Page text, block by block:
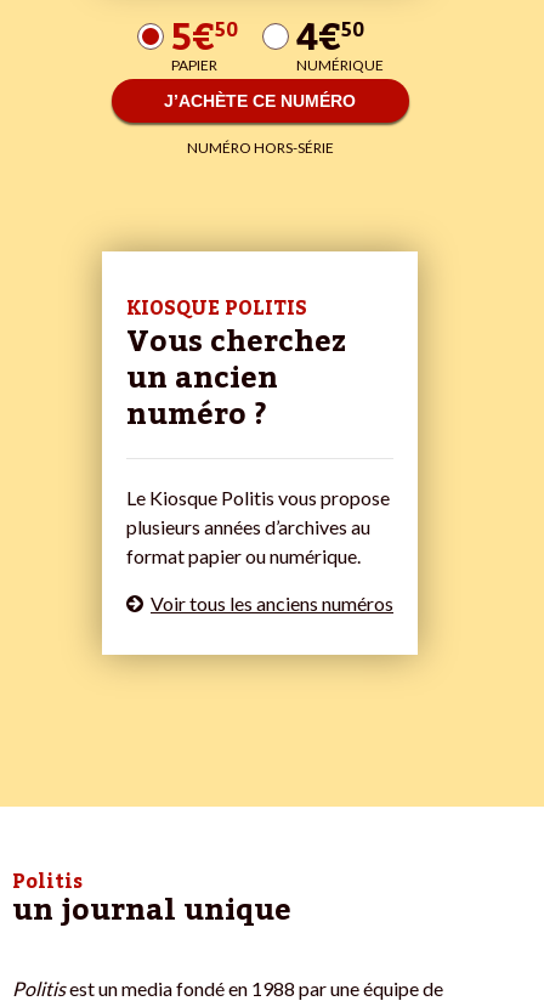
5€50
PAPIER 4€50
NUMÉRIQUE
J’ACHÈTE CE NUMÉRO
NUMÉRO HORS-SÉRIE
KIOSQUE POLITIS
Vous cherchez
un ancien
numéro ?
Le Kiosque Politis vous propose
plusieurs années d’archives au
format papier ou numérique.
Voir tous les anciens numéros
Politis
un journal unique
Politisest un media fondé en 1988 par une équipe de